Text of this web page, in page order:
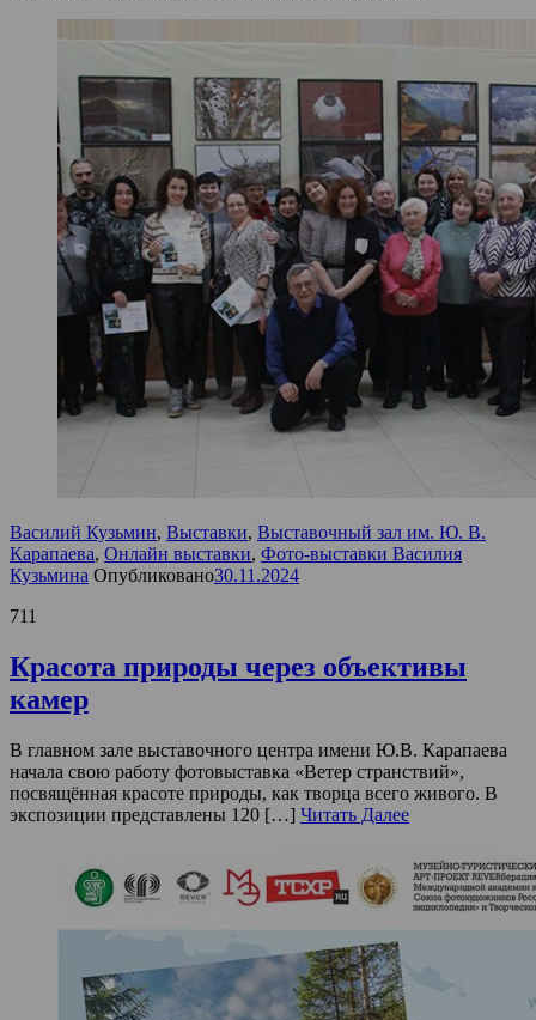
Василий Кузьмин, Выставки, Выставочный зал им. Ю. В.
Карапаева, Онлайн выставки, Фото-выставки Василия
Кузьмина Опубликовано30.11.2024
711
Красота природы через объективы
камер
В главном зале выставочного центра имени Ю.В. Карапаева
начала свою работу фотовыставка «Ветер странствий»,
посвящённая красоте природы, как творца всего живого. В
экспозиции представлены 120 […] Читать Далее